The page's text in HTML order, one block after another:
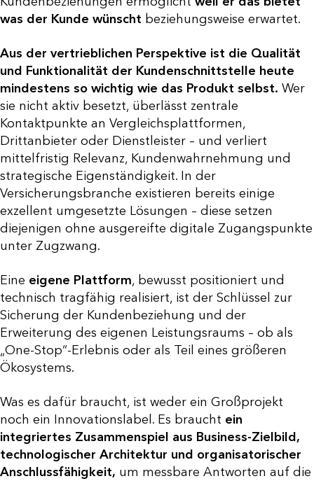
was der Kunde wünscht beziehungsweise erwartet.
Aus der vertrieblichen Perspektive ist die Qualität
und Funktionalität der Kundenschnittstelle heute
mindestens so wichtig wie das Produkt selbst. Wer
sie nicht aktiv besetzt, überlässt zentrale
Kontaktpunkte an Vergleichsplattformen,
Drittanbieter oder Dienstleister – und verliert
mittelfristig Relevanz, Kundenwahrnehmung und
strategische Eigenständigkeit. In der
Versicherungsbranche existieren bereits einige
exzellent umgesetzte Lösungen – diese setzen
diejenigen ohne ausgereifte digitale Zugangspunkte
unter Zugzwang.
Eine eigene Plattform, bewusst positioniert und
technisch tragfähig realisiert, ist der Schlüssel zur
Sicherung der Kundenbeziehung und der
Erweiterung des eigenen Leistungsraums – ob als
„One-Stop“-Erlebnis oder als Teil eines größeren
Ökosystems.
Was es dafür braucht, ist weder ein Großprojekt
noch ein Innovationslabel. Es braucht ein
integriertes Zusammenspiel aus Business-Zielbild,
technologischer Architektur und organisatorischer
Anschlussfähigkeit, um messbare Antworten auf die